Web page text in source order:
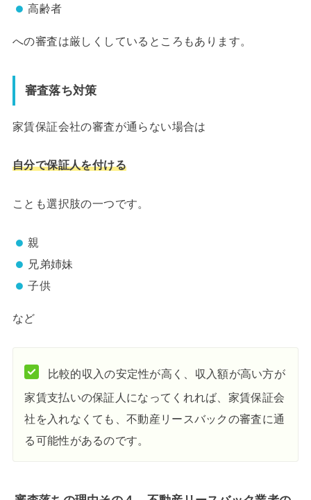
高齢者
への審査は厳しくしているところもあります。
審査落ち対策
家賃保証会社の審査が通らない場合は
自分で保証人を付ける
ことも選択肢の一つです。
親
兄弟姉妹
子供
など
比較的収入の安定性が高く、収入額が高い方が
家賃支払いの保証人になってくれれば、家賃保証会
社を入れなくても、不動産リースバックの審査に通
る可能性があるのです。